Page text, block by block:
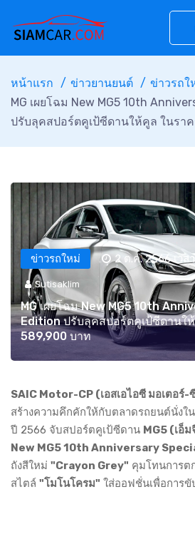
หน้าแรก ข่าวยานยนต์
ข่าวรถใ
MG เผยโฉม New MG5 10th
ปรับลุคสปอร์ตคูเป้ซีดานให้คูล ในรา
ข่าวรถใหม่ 2 ต.ค. 2566 เวล
Sutisaklim
MG เผยโฉม New MG5 10th
Edition ปรับลุคสปอร์ตคูเป้ซีดานใ
589,900 บาท
SAIC Motor-CP (เอสเอไอซี มอเตอร์-
สร้างความคึกคักให้กับตลาดรถยนต์นั่งใ
ปี 2566 จับสปอร์ตคูเป้ซีดาน MG5 (เอ็
New MG5 10th Anniversary
ถังสีใหม่ "Crayon Grey" คุมโทนการต
สไตล์ "โมโนโครม" ใส่ออฟชั่นเพื่อการ